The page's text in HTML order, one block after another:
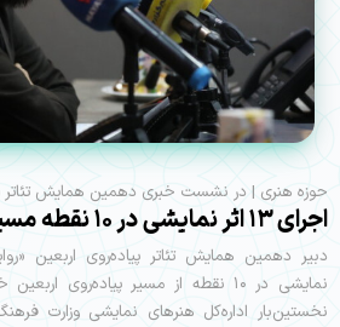
حوزه هنری | در نشست خبری دهمین همایش تئاتر
اجرای ۱۳ اثر نمایشی در ۱۰ نقطه مسیر پیاده‌روی اربعین
نمایشی در ۱۰ نقطه از مسیر پیاده‌روی
نخستین‌بار اداره‌کل هنرهای نمایشی وزارت